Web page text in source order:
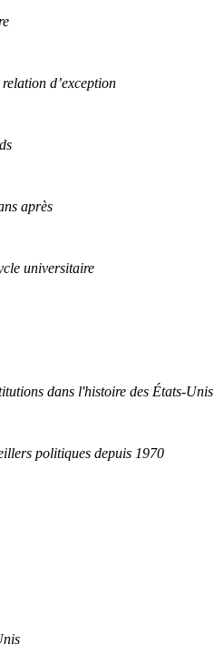
d’exception
après
universitaire
dans l'histoire des États-Unis
politiques depuis 1970